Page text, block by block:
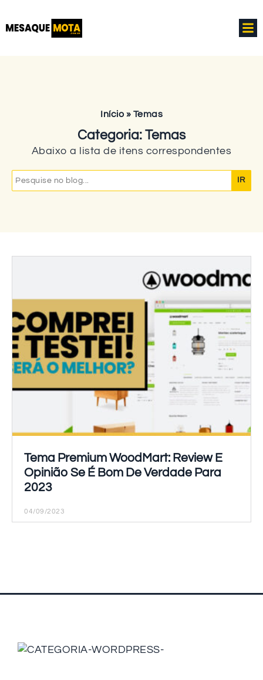
Início» Temas
Categoria: Temas
Abaixo a lista de itens correspondentes
Search
for:
Tema Premium WoodMart: Review E
Opinião Se É Bom De Verdade Para
2023
04/09/2023